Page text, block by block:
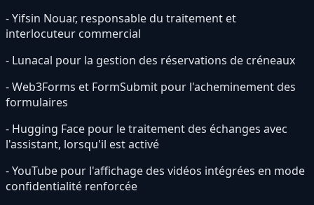
- Yifsin Nouar, responsable du traitement et
interlocuteur commercial
- Lunacal pour la gestion des réservations de créneaux
- Web3Forms et FormSubmit pour l'acheminement des
formulaires
- Hugging Face pour le traitement des échanges avec
l'assistant, lorsqu'il est activé
- YouTube pour l'affichage des vidéos intégrées en mode
confidentialité renforcée